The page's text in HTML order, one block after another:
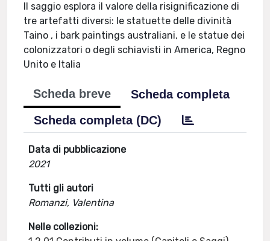
Il saggio esplora il valore della risignificazione di
tre artefatti diversi: le statuette delle divinità
Taino , i bark paintings australiani, e le statue dei
colonizzatori o degli schiavisti in America, Regno
Unito e Italia
Scheda breve
Scheda completa
Scheda completa (DC)
Data di pubblicazione
2021
Tutti gli autori
Romanzi, Valentina
Nelle collezioni: